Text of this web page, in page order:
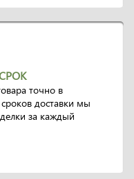
точно в
доставки мы
за каждый